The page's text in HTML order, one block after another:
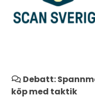
Debatt:
köp med taktik